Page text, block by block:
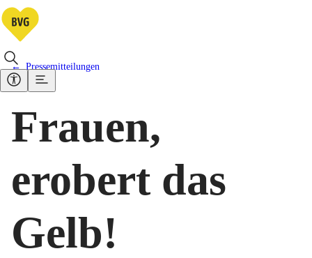
Pressemitteilungen
Frauen,
erobert das
Gelb!